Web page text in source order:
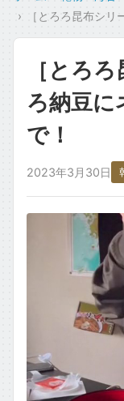
魚介・肉のせ
ごはん・主食もの
お取り寄せ・銘
変わり種・ネタ
食材タグ一覧 →
［とろろ昆布シリーズ］とろ
［とろ
ろ納豆
で！
2023年3月30日